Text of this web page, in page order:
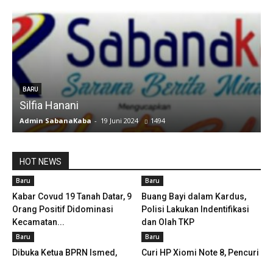
BARU
Silfia Hanani
Admin SabanaKaba - 19 Juni 2024 1494
HOT NEWS
Baru
Kabar Covud 19 Tanah Datar, 9
Orang Positif Didominasi
Kecamatan...
Baru
Buang Bayi dalam Kardus,
Polisi Lakukan Indentifikasi
dan Olah TKP
Baru
Dibuka Ketua BPRN Ismed,
Baru
Curi HP Xiomi Note 8, Pencuri